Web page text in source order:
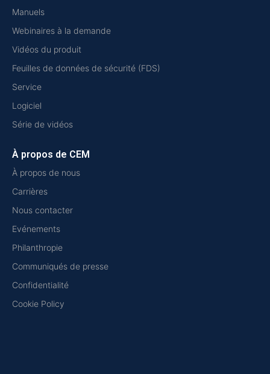
Manuels
Webinaires à la demande
Vidéos du produit
Feuilles de données de sécurité (FDS)
Service
Logiciel
Série de vidéos
À propos de CEM
À propos de nous
Carrières
Nous contacter
Evénements
Philanthropie
Communiqués de presse
Confidentialité
Cookie Policy